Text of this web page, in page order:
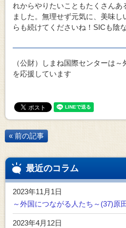
れからやりたいこともたくさんあ
ました。無理せず元気に、美味
らも続けてくださいね！SICも陰
（公財）しまね国際センターは
を応援しています
« 前の記事
最近のコラム
2023年11月1日
～外国につながる人たち～(37)原
2023年4月12日